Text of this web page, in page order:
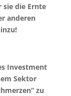
sie die Ernte
anderen
Investment
Sektor
zu